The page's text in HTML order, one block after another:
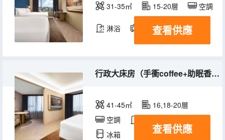
31-35㎡ 15-20層 空調
淋浴 電視機 冰箱
查看供應
行政大床房（手衝coffee+助眠香氛+徠芬吹風機）
41-45㎡
16,18-20層
空調
冰箱
查看供應